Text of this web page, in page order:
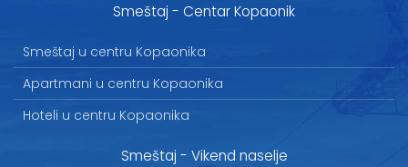
Smeštaj - Centar Kopaonik
Smeštaj u centru Kopaonika
Apartmani u centru Kopaonika
Hoteli u centru Kopaonika
Smeštaj - Vikend naselje